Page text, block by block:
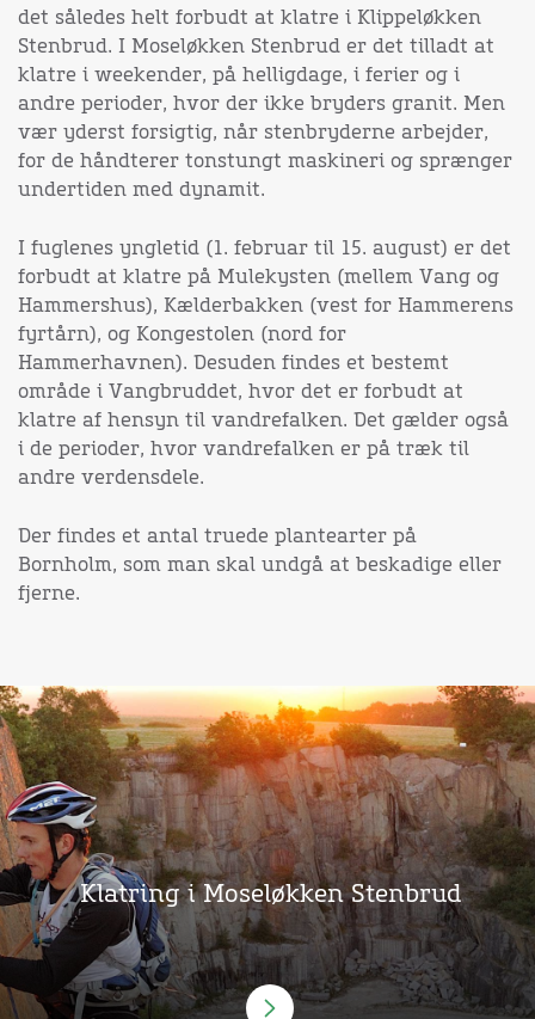
det således helt forbudt at klatre i Klippeløkken
Stenbrud. I Moseløkken Stenbrud er det tilladt at
klatre i weekender, på helligdage, i ferier og i
andre perioder, hvor der ikke bryders granit. Men
vær yderst forsigtig, når stenbryderne arbejder,
for de håndterer tonstungt maskineri og sprænger
undertiden med dynamit.
I fuglenes yngletid (1. februar til 15. august) er det
forbudt at klatre på Mulekysten (mellem Vang og
Hammershus), Kælderbakken (vest for Hammerens
fyrtårn), og Kongestolen (nord for
Hammerhavnen). Desuden findes et bestemt
område i Vangbruddet, hvor det er forbudt at
klatre af hensyn til vandrefalken. Det gælder også
i de perioder, hvor vandrefalken er på træk til
andre verdensdele.
Der findes et antal truede plantearter på
Bornholm, som man skal undgå at beskadige eller
fjerne.
Klatring i Moseløkken Stenbrud